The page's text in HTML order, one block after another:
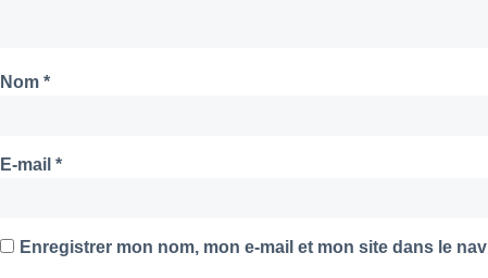
Nom *
E-mail *
Enregistrer mon nom, mon e-mail et mon site dans le